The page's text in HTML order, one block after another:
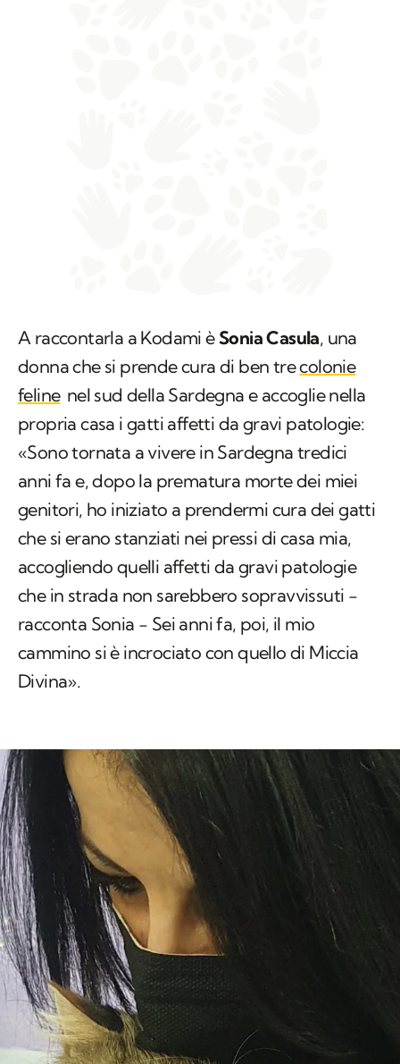
A raccontarla a Kodami èSonia Casula, una
donna che si prende cura di ben trecolonie
feline nel sud della Sardegna e accoglie nella
propria casa i gatti affetti da gravi patologie:
«Sono tornata a vivere in Sardegna tredici
anni fa e, dopo la prematura morte dei miei
genitori, ho iniziato a prendermi cura dei gatti
che si erano stanziati nei pressi di casa mia,
accogliendo quelli affetti da gravi patologie
che in strada non sarebbero sopravvissuti −
racconta Sonia − Sei anni fa, poi, il mio
cammino si è incrociato con quello di Miccia
Divina».